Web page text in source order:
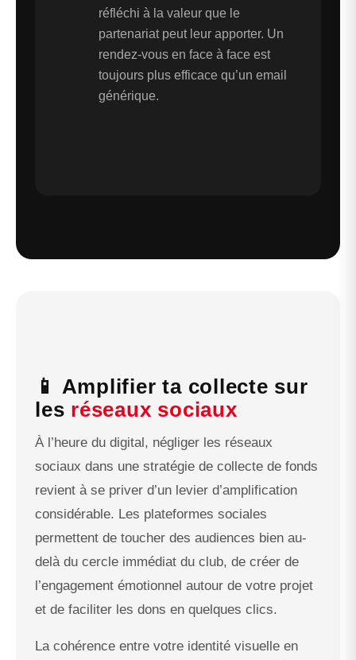
réfléchi à la valeur que le
partenariat peut leur apporter. Un
rendez-vous en face à face est
toujours plus efficace qu’un email
générique.
📱 Amplifier ta collecte sur
les réseaux sociaux
À l’heure du digital, négliger les réseaux
sociaux dans une stratégie de collecte de fonds
revient à se priver d’un levier d’amplification
considérable. Les plateformes sociales
permettent de toucher des audiences bien au-
delà du cercle immédiat du club, de créer de
l’engagement émotionnel autour de votre projet
et de faciliter les dons en quelques clics.
La cohérence entre votre identité visuelle en